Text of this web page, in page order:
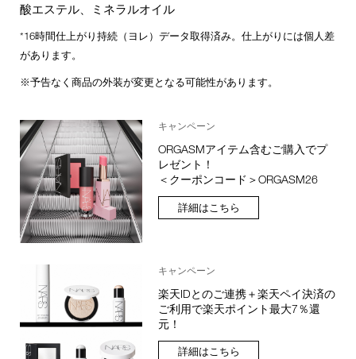
酸エステル、ミネラルオイル
*16時間仕上がり持続（ヨレ）データ取得済み。仕上がりには個人差
があります。
※予告なく商品の外装が変更となる可能性があります。
キャンペーン
ORGASMアイテム含むご購入でプ
レゼント！
＜クーポンコード＞ORGASM26
詳細はこちら
キャンペーン
楽天IDとのご連携＋楽天ペイ決済の
ご利用で楽天ポイント最大7％還
元！
詳細はこちら